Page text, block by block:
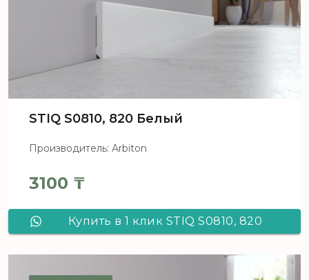
STIQ S0810, 820 Белый
Производитель: Arbiton
3100 ₸
Купить в 1 клик STIQ S0810, 820